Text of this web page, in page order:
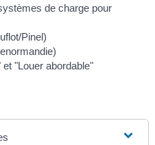
de charge pour
Pinel)
"Louer abordable"